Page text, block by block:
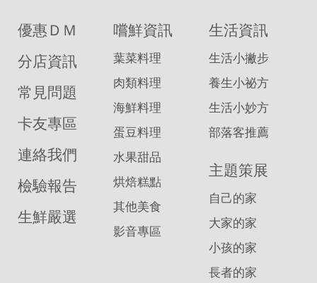
優惠ＤＭ
分店資訊
常見問題
卡友專區
連絡我們
檢驗報告
生鮮嚴選
嚐鮮資訊
葉菜料理
肉類料理
海鮮料理
蛋豆料理
水果甜品
烘焙糕點
其他美食
影音專區
生活資訊
生活小撇步
養生小祕方
生活小妙方
部落客推薦
主題策展
自己的家
大家的家
小孩的家
長者的家